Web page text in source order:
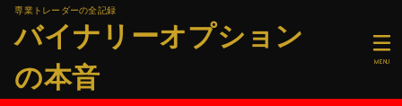
専業トレーダーの全記録
バイナリーオプション
の本音
MENU